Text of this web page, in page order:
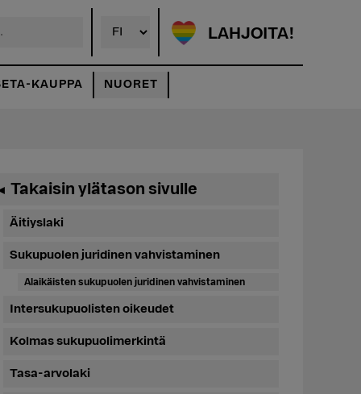
LAHJOITA!
KAUPPA NUORET
Takaisin ylätason sivulle
Äitiyslaki
Sukupuolen juridinen vahvistaminen
Alaikäisten sukupuolen juridinen vahvistaminen
Intersukupuolisten oikeudet
Kolmas sukupuolimerkintä
Tasa-arvolaki